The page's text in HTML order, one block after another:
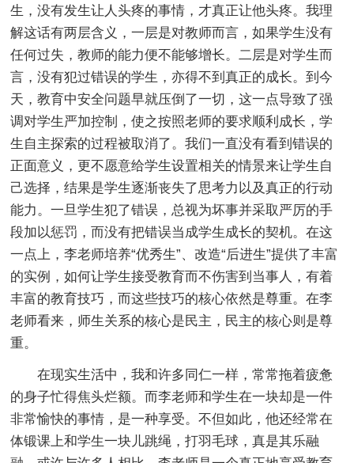
生，没有发生让人头疼的事情，才真正让他头疼。我理
解这话有两层含义，一层是对教师而言，如果学生没有
任何过失，教师的能力便不能够增长。二层是对学生而
言，没有犯过错误的学生，亦得不到真正的成长。到今
天，教育中安全问题早就压倒了一切，这一点导致了强
调对学生严加控制，使之按照老师的要求顺利成长，学
生自主探索的过程被取消了。我们一直没有看到错误的
正面意义，更不愿意给学生设置相关的情景来让学生自
己选择，结果是学生逐渐丧失了思考力以及真正的行动
能力。一旦学生犯了错误，总视为坏事并采取严厉的手
段加以惩罚，而没有把错误当成学生成长的契机。在这
一点上，李老师培养“优秀生”、改造“后进生”提供了丰富
的实例，如何让学生接受教育而不伤害到当事人，有着
丰富的教育技巧，而这些技巧的核心依然是尊重。在李
老师看来，师生关系的核心是民主，民主的核心则是尊
重。
在现实生活中，我和许多同仁一样，常常拖着疲惫
的身子忙得焦头烂额。而李老师和学生在一块却是一件
非常愉快的事情，是一种享受。不但如此，他还经常在
体锻课上和学生一块儿跳绳，打羽毛球，真是其乐融